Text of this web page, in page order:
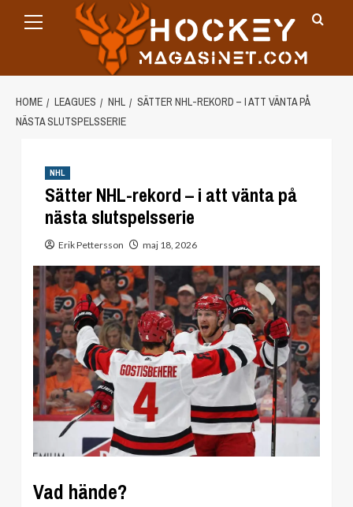
Menu
HOME LEAGUES NHL
SÄTTER NHL-REKORD – I ATT VÄNTA PÅ
NÄSTA SLUTSPELSSERIE
NHL
Sätter NHL-rekord – i att vänta på
nästa slutspelsserie
Erik Pettersson maj 18, 2026
Vad hände?